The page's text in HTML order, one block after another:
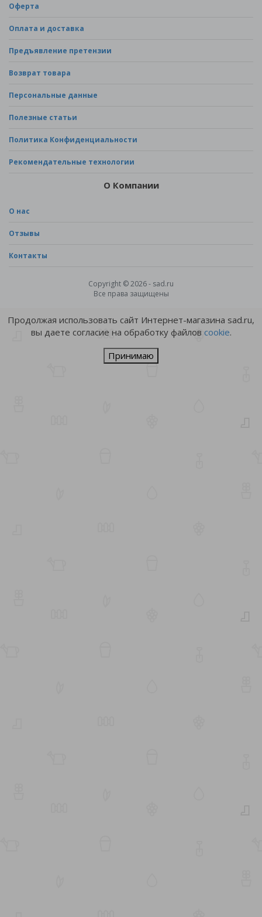
Оферта
Оплата и доставка
Предъявление претензии
Возврат товара
Персональные данные
Полезные статьи
Политика Конфиденциальности
Рекомендательные технологии
О Компании
О нас
Отзывы
Контакты
Copyright © 2026 - sad.ru
Все права защищены
Продолжая использовать сайт Интернет-магазина sad.ru,
вы даете согласие на обработку файлов cookie.
Принимаю